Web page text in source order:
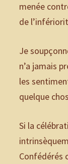
menée
de
Je
n’a jamais
les
quelque
Si la
Confédérés